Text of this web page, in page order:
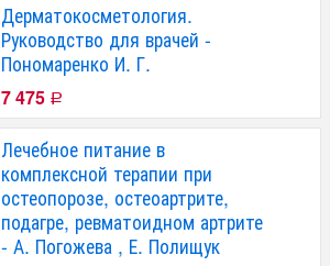
Дерматокосметология.
Руководство для врачей -
Пономаренко И. Г.
7 475 Р
Лечебное питание в
комплексной терапии при
остеопорозе, остеоартрите,
подагре, ревматоидном артрите
- А. Погожева , Е. Полищук